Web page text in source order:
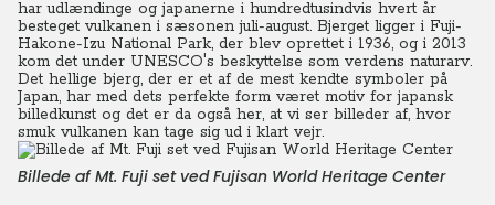
har udlændinge og japanerne i hundredtusindvis hvert år
besteget vulkanen i sæsonen juli-august. Bjerget ligger i Fuji-
Hakone-Izu National Park, der blev oprettet i 1936, og i 2013
kom det under UNESCO's beskyttelse som verdens naturarv.
Det hellige bjerg, der er et af de mest kendte symboler på
Japan, har med dets perfekte form været motiv for japansk
billedkunst og det er da også her, at vi ser billeder af, hvor
smuk vulkanen kan tage sig ud i klart vejr.
Billede af Mt. Fuji set ved Fujisan World Heritage Center